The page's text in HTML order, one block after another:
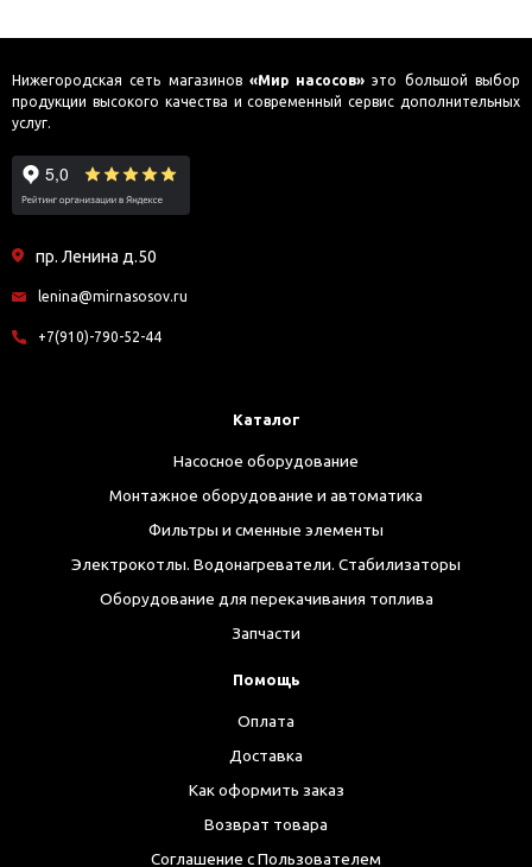
Нижегородская сеть магазинов «Мир насосов» это большой выбор
продукции высокого качества и современный сервис дополнительных
услуг.
пр. Ленина д.50
lenina@mirnasosov.ru
+7(910)-790-52-44
Каталог
Насосное оборудование
Монтажное оборудование и автоматика
Фильтры и сменные элементы
Электрокотлы. Водонагреватели. Стабилизаторы
Оборудование для перекачивания топлива
Запчасти
Помощь
Оплата
Доставка
Как оформить заказ
Возврат товара
Соглашение с Пользователем